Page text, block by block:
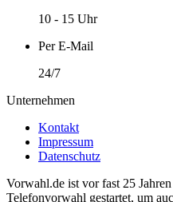
10 - 15 Uhr
Per E-Mail
24/7
Unternehmen
Kontakt
Impressum
Datenschutz
Vorwahl.de ist vor fast 25
Telefonvorwahl gestartet, um